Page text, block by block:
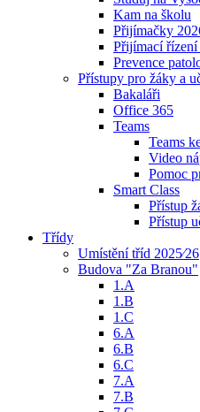
Kam na školu
Přijímačky
Přijímací řízení
Prevence
Přístupy pro žáky a
Bakaláři
Office 365
Teams
Teams
Video
Pomoc
Smart Class
Přístup
Přístup
Třídy
Umístění tříd 2025⁄26
Budova "Za Branou"
1.A
1.B
1.C
6.A
6.B
6.C
7.A
7.B